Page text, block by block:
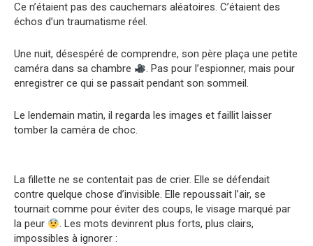
Ce n’étaient pas des cauchemars aléatoires. C’étaient des
échos d’un traumatisme réel.
Une nuit, désespéré de comprendre, son père plaça une petite
caméra dans sa chambre
. Pas pour l’espionner, mais pour
enregistrer ce qui se passait pendant son sommeil.
Le lendemain matin, il regarda les images et faillit laisser
tomber la caméra de choc.
La fillette ne se contentait pas de crier. Elle se défendait
contre quelque chose d’invisible. Elle repoussait l’air, se
tournait comme pour éviter des coups, le visage marqué par
la peur
. Les mots devinrent plus forts, plus clairs,
impossibles à ignorer :